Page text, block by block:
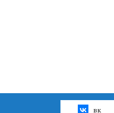
вк